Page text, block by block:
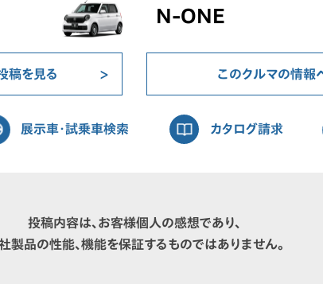
N-ONE
稿を見る このクルマの情報
展示車・試乗車検索 カタログ請求
投稿内容は、お客様個人の感想であり、
製品の性能、機能を保証するものではありません。